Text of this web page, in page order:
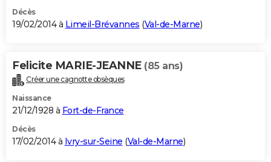
Décès
19/02/2014 à Limeil-Brévannes (Val-de-Marne)
Felicite MARIE-JEANNE (85 ans)
Créer une cagnotte obsèques
Naissance
21/12/1928 à Fort-de-France
Décès
17/02/2014 à Ivry-sur-Seine (Val-de-Marne)